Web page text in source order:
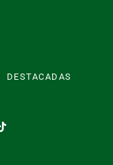
DESTACADAS